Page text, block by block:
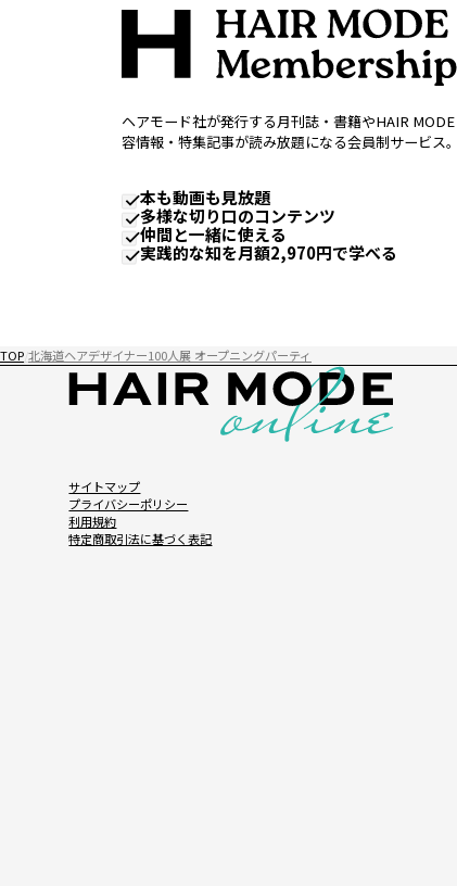
ヘアモード社が発行する月刊誌・書籍やHAIR
容情報・特集記事が読み放題になる会員制サービス。
本も動画も見放題
多様な切り口のコンテンツ
仲間と一緒に使える
実践的な知を月額2,970円で学べる
TOP 北海道ヘアデザイナー100人展 オープニングパーティ
サイトマップ
プライバシーポリシー
利用規約
特定商取引法に基づく表記